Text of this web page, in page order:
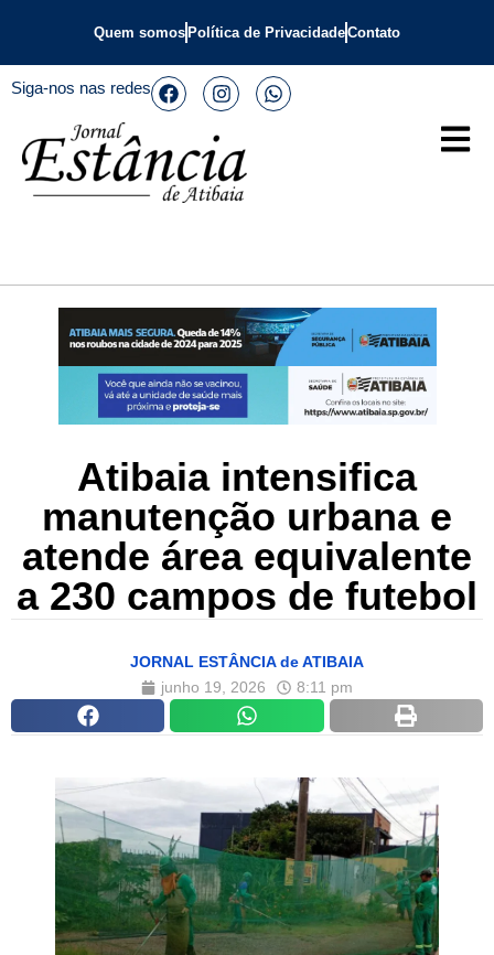
Quem somos Política de PrivacidadeContato
Siga-nos nas redes
Atibaia intensifica
manutenção urbana e
atende área equivalente
a 230 campos de futebol
JORNAL ESTÂNCIA de ATIBAIA
junho 19, 2026
8:11 pm